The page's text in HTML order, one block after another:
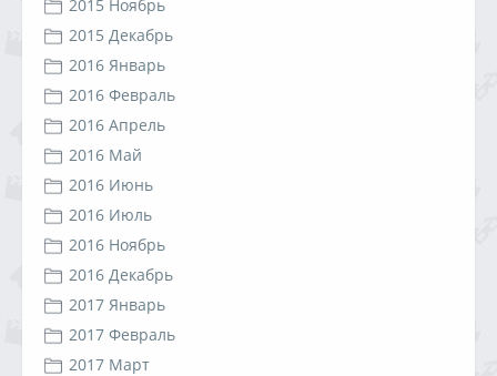
2015 Ноябрь
2015 Декабрь
2016 Январь
2016 Февраль
2016 Апрель
2016 Май
2016 Июнь
2016 Июль
2016 Ноябрь
2016 Декабрь
2017 Январь
2017 Февраль
2017 Март